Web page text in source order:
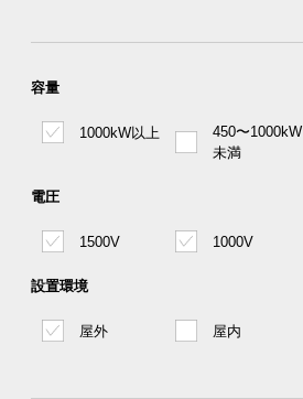
容量
1000kW以上
450〜1000kW
未満
電圧
1500V 1000V
設置環境
屋外 屋内